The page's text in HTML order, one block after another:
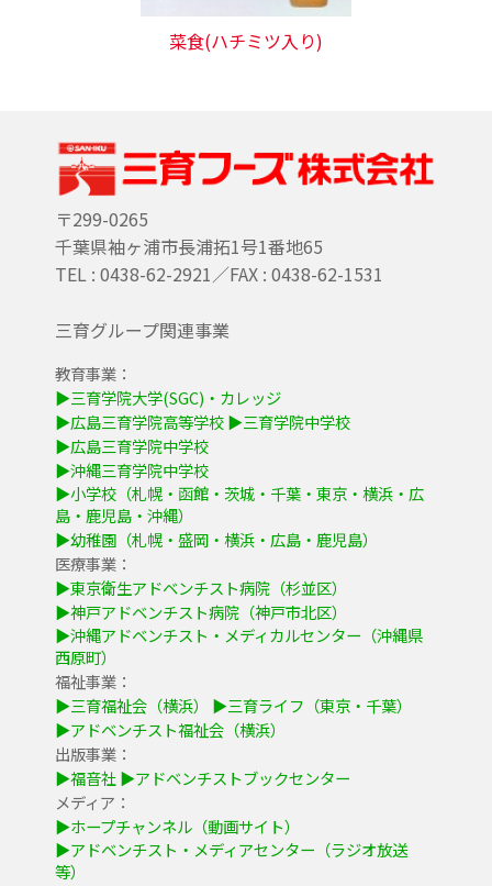
菜食(ハチミツ入り)
〒299-0265
千葉県袖ヶ浦市長浦拓1号1番地65
TEL : 0438-62-2921／FAX : 0438-62-1531
三育グループ関連事業
教育事業：
▶三育学院大学(SGC)・カレッジ
▶広島三育学院高等学校▶三育学院中学校
▶広島三育学院中学校
▶沖縄三育学院中学校
▶小学校（札幌・函館・茨城・千葉・東京・横浜・広
島・鹿児島・沖縄）
▶幼稚園（札幌・盛岡・横浜・広島・鹿児島）
医療事業：
▶東京衛生アドベンチスト病院（杉並区）
▶神戸アドベンチスト病院（神戸市北区）
▶沖縄アドベンチスト・メディカルセンター（沖縄県
西原町）
福祉事業：
▶三育福祉会（横浜）
▶三育ライフ（東京・千葉）
▶アドベンチスト福祉会（横浜）
出版事業：
▶福音社▶アドベンチストブックセンター
メディア：
▶ホープチャンネル（動画サイト）
▶アドベンチスト・メディアセンター（ラジオ放送
等）